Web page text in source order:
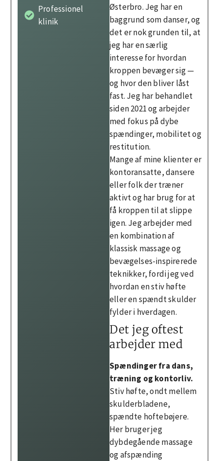
Professionel
klinik
Østerbro. Jeg har en
baggrund som danser, og
det er nok grunden til, at
jeg har en særlig
interesse for hvordan
kroppen bevæger sig —
og hvor den bliver låst
fast. Jeg har behandlet
siden 2021 og arbejder
med fokus på dybe
spændinger, mobilitet og
restitution.
Mange af mine klienter er
kontoransatte, dansere
eller folk der træner
aktivt og har brug for at
få kroppen til at slippe
igen. Jeg arbejder med
en kombination af
klassisk massage og
bevægelses-inspirerede
teknikker, fordi jeg ved
hvordan en stiv høfte
eller en spændt skulder
fylder i hverdagen.
Det jeg oftest
arbejder med
Spændinger fra dans,
træning og kontorliv.
Stiv høfte, ondt mellem
skulderbladene,
spændte hoftebøjere.
Her bruger jeg
dybdegående massage
og afspænding